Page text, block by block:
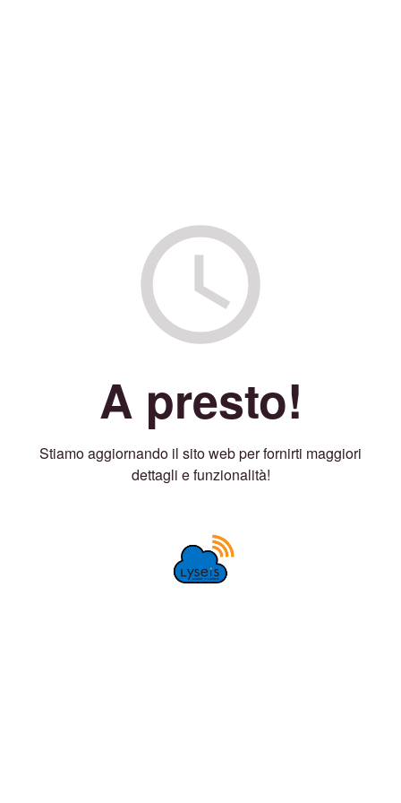
A presto!
Stiamo aggiornando il sito web per fornirti maggiori
dettagli e funzionalità!